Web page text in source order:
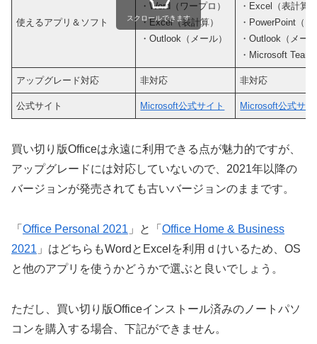
使えるアプリ＆ソフト
・Word（ワープロ）
・Excel（表計算）
・Outlook（メール）
・Excel（表計算
・PowerPoint（
・Outlook（メー
・Microsoft
アップグレード対応 非対応 非対応
公式サイト Microsoft公式サイト Microsoft公式サイ
スクロールできます
買い切り版Officeは永遠に利用できる点が魅力的ですが、
アップグレードには対応していないので、2021年以降の
バージョンが発売されても古いバージョンのままです。
「 Office Personal 2021 」と「 Office Home & Business
2021 」はどちらもWordとExcelを利用ｄけいるため、OS
と他のアプリを使うかどうかで選ぶと良いでしょう。
ただし、買い切り版Officeインストール済みのノートパソ
コンを購入する場合、下記ができません。